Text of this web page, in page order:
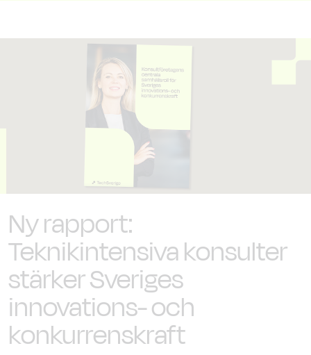
Ny rapport:
Teknikintensiva konsulter
stärker Sveriges
innovations- och
konkurrenskraft